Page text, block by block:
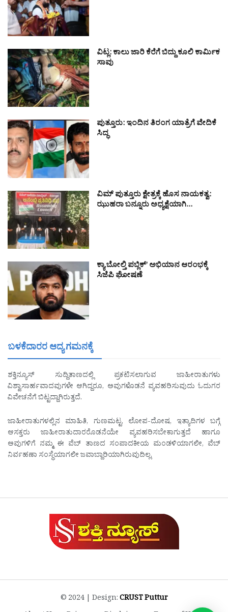
ವಿಟ್ಲ: ಕಾಲು ಜಾರಿ ಕೆರೆಗೆ ಬಿದ್ದು ಕೂಲಿ ಕಾರ್ಮಿಕ
ಸಾವು
ಪುತ್ತೂರು: ಇಂದಿನ ತಿರಂಗ ಯಾತ್ರೆಗೆ ವೇದಿಕೆ
ಸಿದ್ಧ
ವಿಮ್ ಪುತ್ತೂರು ಕ್ಷೇತ್ರಕ್ಕೆ ಹೊಸ ನಾಯಕತ್ವ:
ಝುಹರಾ ಬನ್ನೂರು ಅಧ್ಯಕ್ಷೆಯಾಗಿ…
ಕ್ಯಾ ಬೋಲ್ತಿ ಪಬ್ಲಿಕ್’ ಅಭಿಯಾನ ಆರಂಭಕ್ಕೆ
ಸಿಜೆಪಿ ಘೋಷಣೆ
ಬಳಕೆದಾರರ ಆದ್ಯ ಗಮನಕ್ಕೆ
ಶಕ್ತಿನ್ಯೂಸ್ ಸುದ್ದಿತಾಣದಲ್ಲಿ ಪ್ರಕಟಿಸಲಾಗುವ ಜಾಹೀರಾತುಗಳು
ವಿಶ್ವಾಸಾರ್ಹವಾದವುಗಳೇ ಆಗಿದ್ದರೂ, ಅವುಗಳೊಡನೆ ವ್ಯವಹರಿಸುವುದು ಓದುಗರ
ವಿವೇಚನೆಗೆ ಬಿಟ್ಟದ್ದಾಗಿರುತ್ತದೆ.
ಜಾಹೀರಾತುಗಳಲ್ಲಿನ ಮಾಹಿತಿ, ಗುಣಮಟ್ಟ, ಲೋಪ-ದೋಷ, ಇತ್ಯಾದಿಗಳ ಬಗ್ಗೆ
ಆಸಕ್ತರು ಜಾಹೀರಾತುದಾರರೊಡನೆಯೇ ವ್ಯವಹರಿಸಬೇಕಾಗುತ್ತದೆ ಹಾಗೂ
ಅವುಗಳಿಗೆ ನಮ್ಮ ಈ ವೆಬ್ ತಾಣದ ಸಂಪಾದಕೀಯ ಮಂಡಳಿಯಾಗಲೀ, ವೆಬ್
ನಿರ್ವಹಣಾ ಸಂಸ್ಥೆಯಾಗಲೀ ಜವಾಬ್ದಾರಿಯಾಗಿರುವುದಿಲ್ಲ.
© 2024 | Design:CRUST Puttur